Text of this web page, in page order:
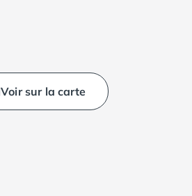
Voir sur la carte